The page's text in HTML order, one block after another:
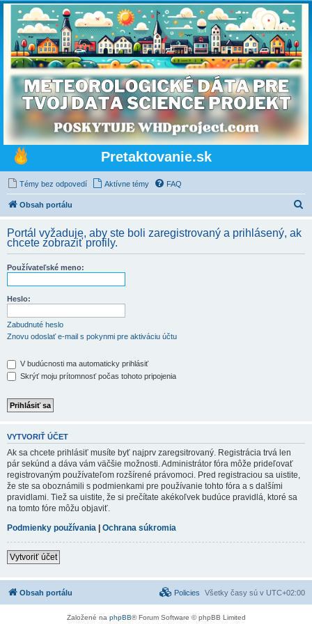
Pretaktovanie.sk
Témy bez odpovedí Aktívne témy FAQ
Obsah portálu
d
Portál vyžaduje, aby ste boli zaregistrovaný a prihlásený, ak
chcete zobraziť profily.
Používateľské meno:
Heslo:
Zabudnuté heslo
Znovu odoslať e-mail s pokynmi pre aktiváciu účtu
V budúcnosti ma automaticky prihlásiť
Skrýť moju prítomnosť počas tohoto pripojenia
VYTVORIŤ ÚČET
Ak sa chcete prihlásiť musíte byť najprv zaregsitrovaný. Registrácia trvá len
pár sekúnd a dáva vám väčšie možnosti. Administrátor fóra môže prideľovať
registrovaným používateľom rozšírené právomoci. Pred registraciou sa uistite,
že ste sa oboznámili s podmienkami pre používanie tohto fóra a s dalšími
pravidlami. Tiež sa uistite, že si prečítate akékoľvek budúce pravidlá, ktoré sa
na tomto fóre môžu objaviť.
Podmienky používania | Ochrana súkromia
Vytvoriť účet
Obsah portálu Všetky časy sú v UTC+02:00
Policies
Založené na phpBB® Forum Software © phpBB Limited